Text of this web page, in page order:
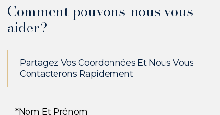
Comment pouvons-nous vous
aider?
Partagez Vos Coordonnées Et Nous Vous
Contacterons Rapidement